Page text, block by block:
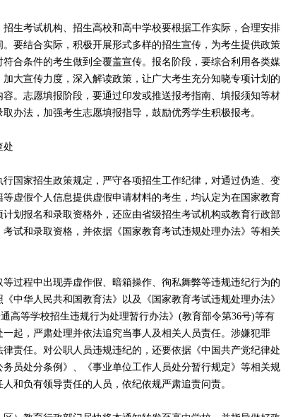
考试机构、招生高校和高中学校要根据工作实际，合理安排
要结合实际，积极开展形式多样的招生宣传，为考生提供政策
合条件的考生做到全覆盖宣传。报名阶段，要综合利用各类媒
大宣传力度，深入解读政策，让广大考生充分知晓专项计划的
。志愿填报阶段，要通过印发或推送报考指南、填报须知等材
办法，加强考生志愿填报指导，鼓励优秀学生积极报考。
家招生政策规定，严守各项招生工作纪律，对通过伪造、变
虚假个人信息提供虚假申请材料的考生，均认定为在国家教育
划报名和录取资格外，还应由省级招生考试机构或教育行政部
试和录取资格，并依据《国家教育考试违规处理办法》等相关
程中出现弄虚作假、暗箱操作、徇私舞弊等违规违纪行为的
中华人民共和国教育法》以及《国家教育考试违规处理办法》
高等学校招生违规行为处理暂行办法》(教育部令第36号)等有
起，严肃处理并依法追究当事人及相关人员责任。涉嫌犯罪
责任。对公职人员违规违纪的，还要依据《中国共产党纪律处
员处分条例》、《事业单位工作人员处分暂行规定》等相关规
和负有领导责任的人员，依纪依规严肃追责问责。